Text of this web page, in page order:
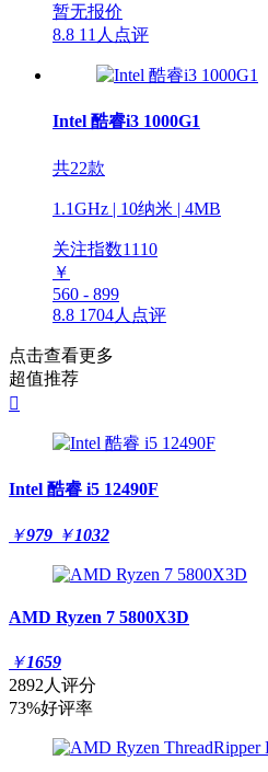
暂无报价
8.8 11人点评
Intel 酷睿i3 1000G1
共22款
1.1GHz | 10纳米 | 4MB
关注指数1110
￥
560 - 899
8.8 1704人点评
点击查看更多
超值推荐

Intel 酷睿 i5 12490F
￥979 ￥1032
AMD Ryzen 7 5800X3D
￥1659
2892人评分
73%好评率